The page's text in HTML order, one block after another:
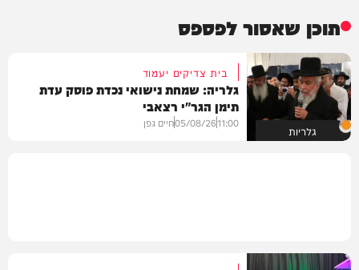
תוכן שאסור לפספס
גלריות
בית צדיקים יעמוד
גלריה: שמחת נישואי נכדת פוסק עדת
תימן הגר"י רצאבי
11:00
05/08/26חיים גפן